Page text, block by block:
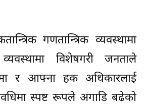
गणतान्त्रिक व्यवस्थामा
विशेषगरी जनताले
र आफ्ना हक अधिकारलाई
स्पष्ट रूपले अगाडि बढेको